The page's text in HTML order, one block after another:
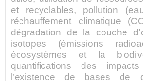
et recyclables, pollution
réchauffement climatique
dégradation de la couche
isotopes (émissions
écosystèmes et la
quantifications des
l’existence de bases de